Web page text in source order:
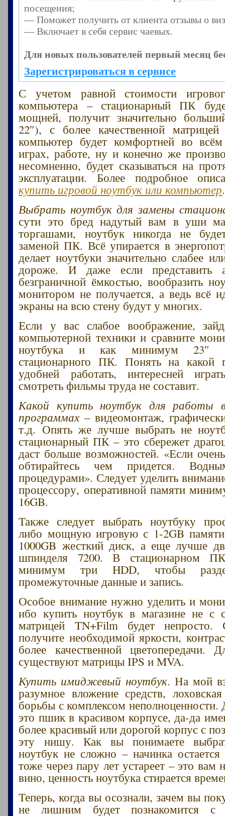
посещения;
— Поможет получить от клиента отзывы о
— Включает в себя сервис чаевых.
Для новых пользователей первый месяц
Зарегистрироваться в сервисе
С учетом равной стоимости
компьютера – стационарный ПК
мощней, получит значительно
22″), с более качественной
компьютер будет комфортней во
играх, работе, ну и конечно же
несомненно, будет сказываться на
эксплуатации. Более подробное
купить игровой ноутбук или компьютер.
Выбрать ноутбук для замены
сути это бред надутый вам в уши
торгашами, ноутбук никогда не
заменой ПК. Всё упирается в
делает ноутбуки значительно слабее
дороже. И даже если представить
безграничной ёмкостью, вообразить
монитором не получается, а ведь всё
экраны на всю стену будут у многих.
Если у вас слабое воображение,
компьютерной техники и сравните
ноутбука и как минимум 23″
стационарного ПК. Понять на какой
удобней работать, интересней
смотреть фильмы труда не составит.
Какой купить ноутбук для работы в
программах – видеомонтаж,
т.д. Опять же лучше выбрать не
стационарный ПК – это сбережет
даст больше возможностей. «Если
обтирайтесь чем придется.
процедурами». Следует уделить
процессору, оперативной памяти
16GB.
Также следует выбрать ноутбуку
либо мощную игровую с 1-2GB
1000GB жесткий диск, а еще лучше
шпинделя 7200. В стационарном ПК
минимум три HDD, чтобы
промежуточные данные и запись.
Особое внимание нужно уделить и
ибо купить ноутбук в магазине не с
матрицей TN+Film будет
получите необходимой яркости,
более качественной цветопередачи.
существуют матрицы IPS и MVA.
Купить имиджевый ноутбук. На мой
разумное вложение средств,
борьбы с комплексом неполноценности.
это пшик в красивом корпусе, да-да
более красивый или дорогой корпус с
эту нишу. Как вы понимаете
ноутбук не сложно – начинка
тоже через пару лет устареет – это вам
вино, ценность ноутбука стирается
Теперь, когда вы осознали, зачем вы
не лишним будет познакомится с